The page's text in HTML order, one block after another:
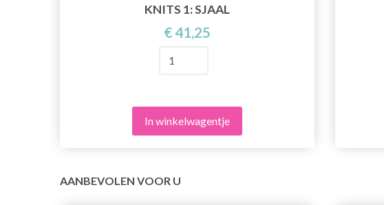
KNITS 1: SJAAL
€ 41,25
In winkelwagentje
AANBEVOLEN VOOR U